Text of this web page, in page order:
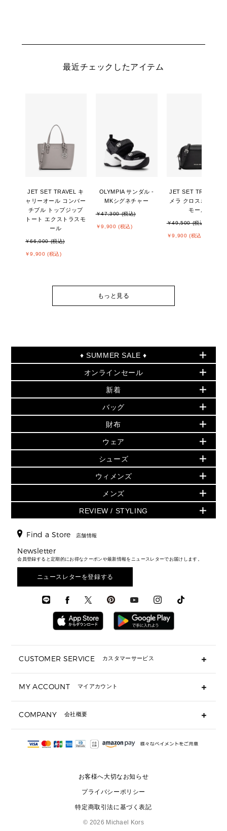
最近チェックしたアイテム
JET SET TRAVEL キ
ャリーオール コンバー
チブル トップジップ
トート エクストラスモ
ール
￥66,000 (税込)
￥9,900 (税込)
OLYMPIA サンダル -
MKシグネチャー
￥47,300 (税込)
￥9,900 (税込)
JET SET TRAVEL カ
メラ クロスボディ ス
モール
￥49,500 (税込)
￥9,900 (税込)
もっと見る
♦ SUMMER SALE ♦
セールおすすめアイテム
▶ ウィメンズ
バッグ
小物
シューズ・靴
ウェア
アクセサリー
時計
▶ メンズ
バッグ
ウェア
アクセサリー
オンラインセール
PRODUCT OF THE MONTH - 今月の特別価格
再値下げアイテム
追加アイテム
▶ ウィメンズすべて(ウェア・シューズ除く)
バッグ
財布・小物
ウェア
シューズ
時計・ジュエリー
アクセサリー
メンズ バッグ
メンズ 財布・小物
メンズ シューズ
メンズ ウェア
メンズ 時計・その他
新着
夏のスタイル
▶ すべて
▶ ウィメンズすべて
財布・小物
アクセサリー
フレグランス
シューズ
▶ メンズすべて
メンズ財布・小物
メンズアクセサリー
メンズウェア
バッグ
人気の定番アイテム
日本限定 - バッグ
▶ ウィメンズすべて
トートバッグ
ショルダーバッグ
クロスボディ・斜め掛け
トラベル
3 IN 1 / 2 IN 1 バッグ
▶ メンズすべて
財布
日本限定 - 財布・小物
▶ ウィメンズすべて
GREENWICH
折り財布(二つ折り・三つ折り)
長財布
▶ メンズすべて
ウェア
▶ ウィメンズすべて
トップス
スカート・パンツ
ジャケット・アウター
▶ メンズすべて
シューズ
▶ ウィメンズすべて
サンダル
スニーカー
▶ メンズすべて
ウィメンズ
人気の定番アイテム
▶ ウィメンズすべて
▶ バッグすべて
通勤・通学アイテム
3 IN 1 バッグ
ミニ財布・フラグメントケース
▶ 小物すべて
定期ケース・カードケース・名刺入れ
サンダル
スニーカー
▶ ウェア
メンズ
▶ メンズすべて
財布・小物
時計・ジュエリー
アクセサリー
REVIEW / STYLING
エディターレビュー
Find a Store 店舗情報
Newsletter
会員登録すると定期的にお得なクーポンや最新情報をニュースレターでお届けします。
ニュースレターを登録する
CUSTOMER SERVICE カスタマーサービス
ギフト用にラッピングができますか？
ショッピングバッグを購入商品分送ってもらえますか？
注文後に完了メールが受信できないのですが？
サイズ交換はできますか？
MY ACCOUNT マイアカウント
COMPANY 会社概要
会社概要
お客様へ大切なお知らせ
プライバシーポリシー
特定商取引法に基づく表記
© 2026 Michael Kors